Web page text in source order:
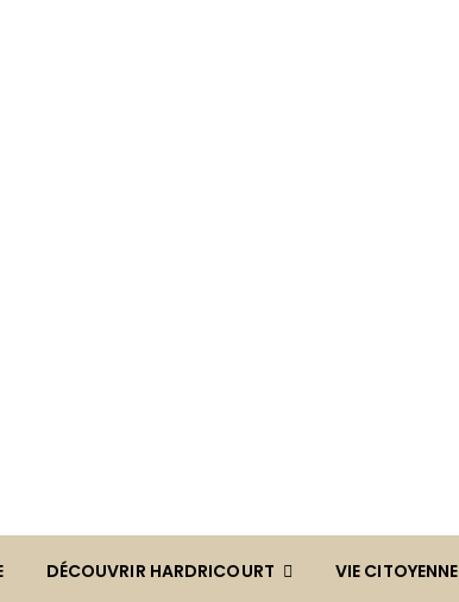
DÉCOUVRIR HARDRICOURT VIE CITOYENNE